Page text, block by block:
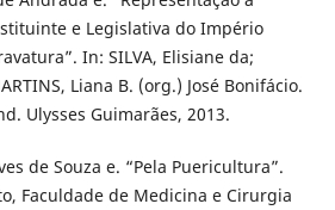
e Legislativa do Império
In: SILVA, Elisiane da;
Liana B. (org.) José Bonifácio.
Ulysses Guimarães, 2013.
de Souza e. “Pela Puericultura”.
Faculdade de Medicina e Cirurgia